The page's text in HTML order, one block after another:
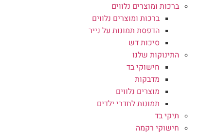
ברכות ומוצרים נלווים
ברכות ומוצרים נלווים
הדפסת תמונות על נייר
סיכות דש
התינוקות שלנו
חישוקי בד
מדבקות
מוצרים נלווים
תמונות לחדרי ילדים
תיקי בד
חישוקי רקמה